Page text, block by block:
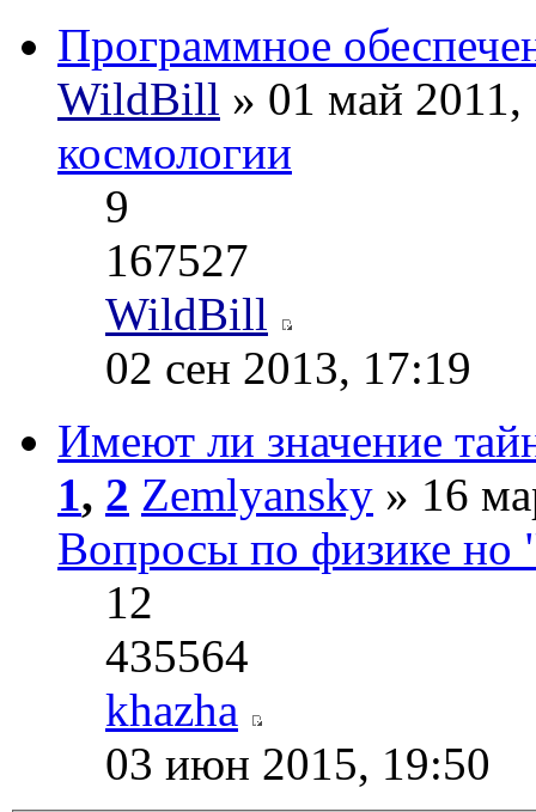
Программное
WildBill » 01 май
космологии
9
167527
WildBill
02 сен 2013, 17:19
Имеют ли значение
1, 2 Zemlyansky » 16
Вопросы по физике но
12
435564
khazha
03 июн 2015, 19:50